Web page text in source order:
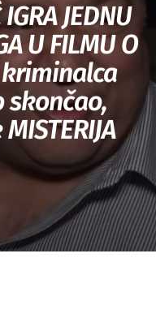
JEDNU
U FILMU O
kriminalca